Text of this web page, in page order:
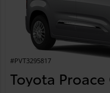
#PVT3295817
Toyota